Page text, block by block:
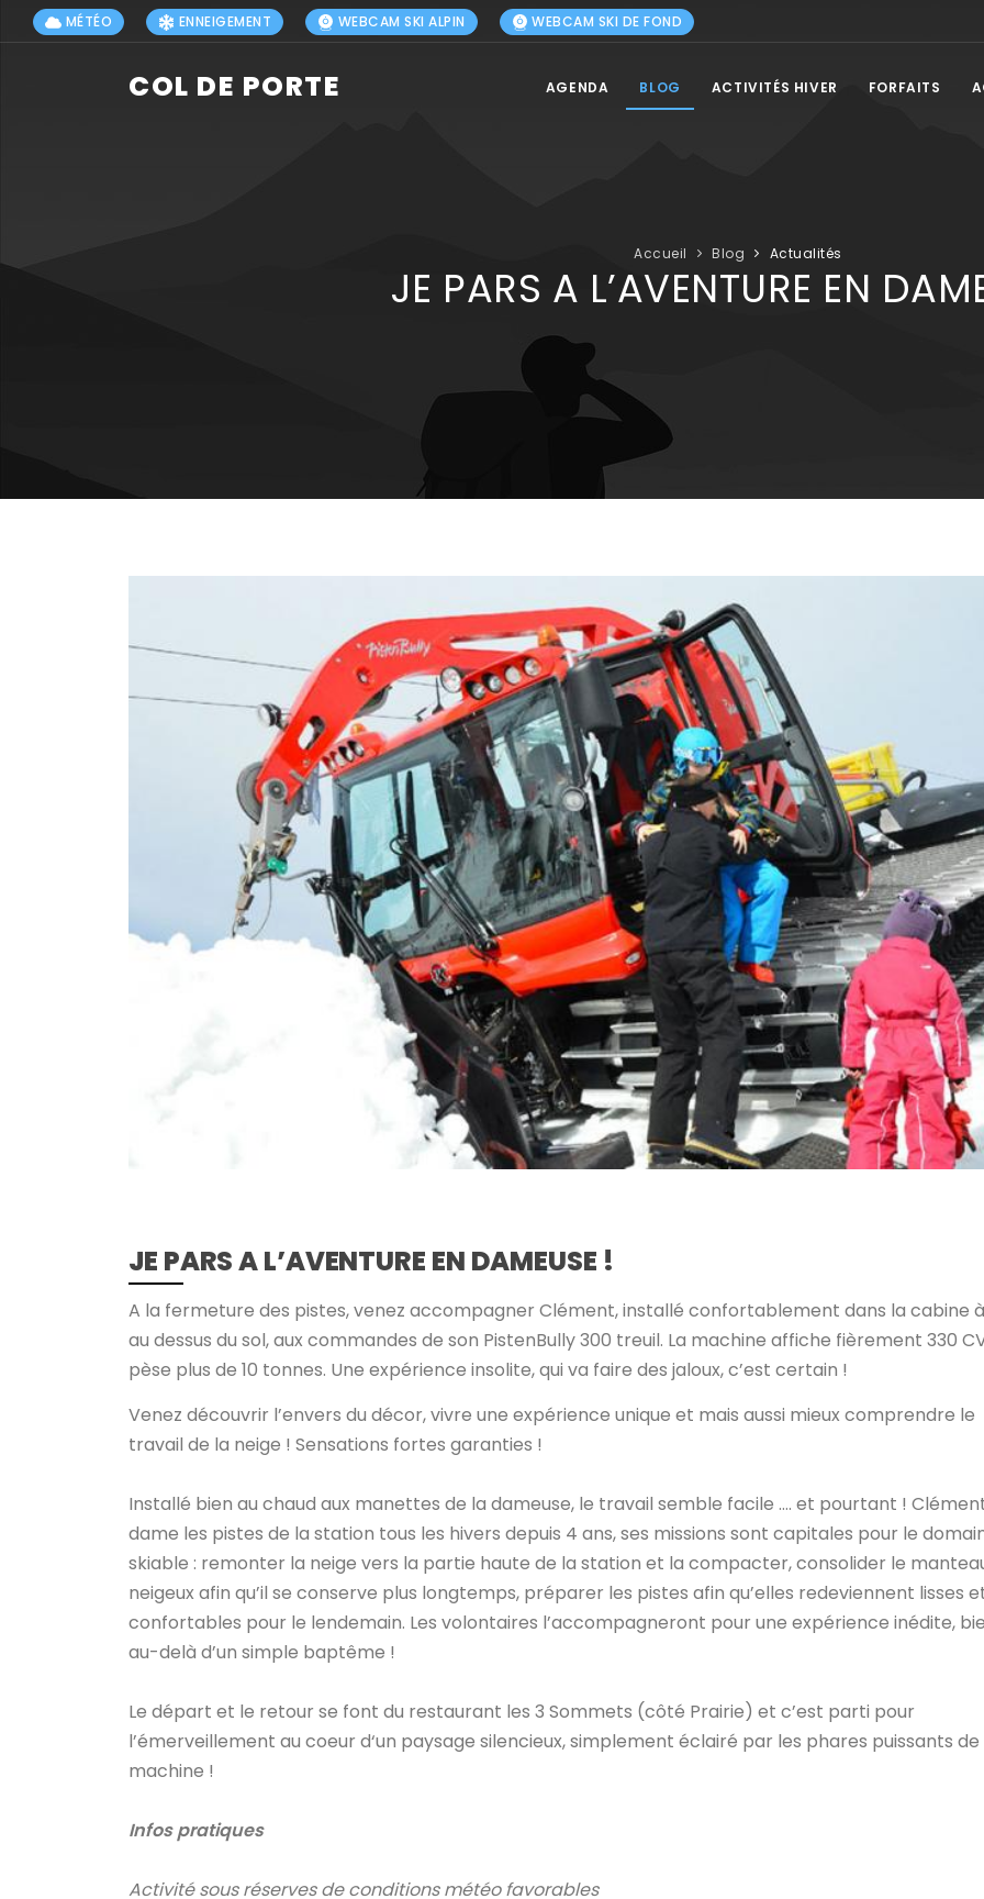
MÉTÉO ENNEIGEMENT WEBCAM SKI ALPIN WEBCAM SKI DE FOND
COL DE PORTE AGENDA BLOG ACTIVITÉS HIVER FORFAITS
Accueil Blog Actualités
JE PARS A L’AVENTURE EN
JE PARS A L’AVENTURE EN DAMEUSE !
A la fermeture des pistes, venez accompagner Clément, installé confortablement dans la cabine
au dessus du sol, aux commandes de son PistenBully 300 treuil. La machine affiche fièrement 330
pèse plus de 10 tonnes. Une expérience insolite, qui va faire des jaloux, c’est certain !
Venez découvrir l’envers du décor, vivre une expérience unique et mais aussi mieux comprendre le
travail de la neige ! Sensations fortes garanties !
Installé bien au chaud aux manettes de la dameuse, le travail semble facile …. et pourtant !
dame les pistes de la station tous les hivers depuis 4 ans, ses missions sont capitales pour le
skiable : remonter la neige vers la partie haute de la station et la compacter, consolider le
neigeux afin qu’il se conserve plus longtemps, préparer les pistes afin qu’elles redeviennent lisses
confortables pour le lendemain. Les volontaires l’accompagneront pour une expérience inédite,
au-delà d’un simple baptême !
Le départ et le retour se font du restaurant les 3 Sommets (côté Prairie) et c’est parti pour
l’émerveillement au coeur d‘un paysage silencieux, simplement éclairé par les phares puissants de
machine !
Infos pratiques
Activité sous réserves de conditions météo favorables